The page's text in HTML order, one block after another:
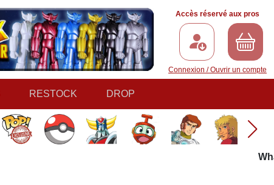
Accès réservé aux pros
Connexion / Ouvrir un compte
RESTOCK DROP